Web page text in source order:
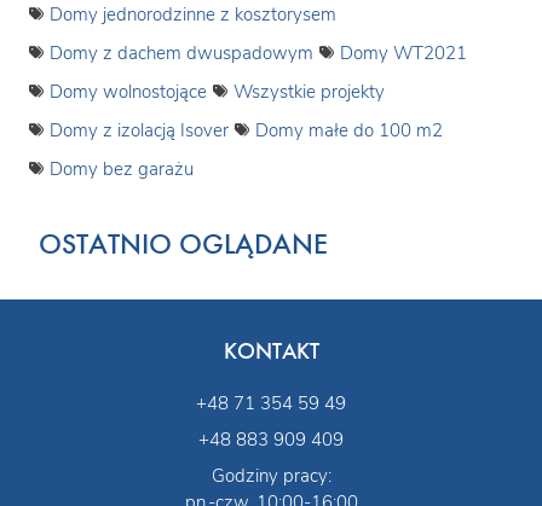
Domy jednorodzinne z kosztorysem
Domy z dachem dwuspadowym
Domy WT2021
Domy wolnostojące
Wszystkie projekty
Domy z izolacją Isover
Domy małe do 100 m2
Domy bez garażu
OSTATNIO OGLĄDANE
KONTAKT
+48 71 354 59 49
+48 883 909 409
Godziny pracy: